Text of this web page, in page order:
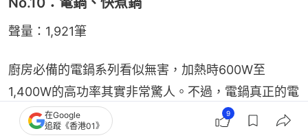
聲量：1,921筆
廚房必備的電鍋系列看似無害，加熱時600W至
1,400W的高功率其實非常驚人。不過，電鍋真正的電
費陷阱其實有兩個：一是「大鍋小用」的加熱浪費，
二是默默運轉的「自動保溫功能」！電鍋跳起來後保
在Google
追蹤《香港01》
9